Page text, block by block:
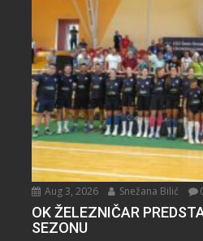
Aug 3, 2026 Snežana Bilić
OK ŽELEZNIČAR
SEZONU